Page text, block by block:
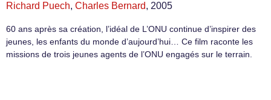
Richard Puech, Charles Bernard, 2005
60 ans après sa création, l’idéal de L’ONU continue d’inspirer des
jeunes, les enfants du monde d’aujourd’hui… Ce film raconte les
missions de trois jeunes agents de l’ONU engagés sur le terrain.